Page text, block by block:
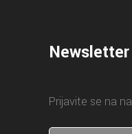
Newsletter
Prijavite se na